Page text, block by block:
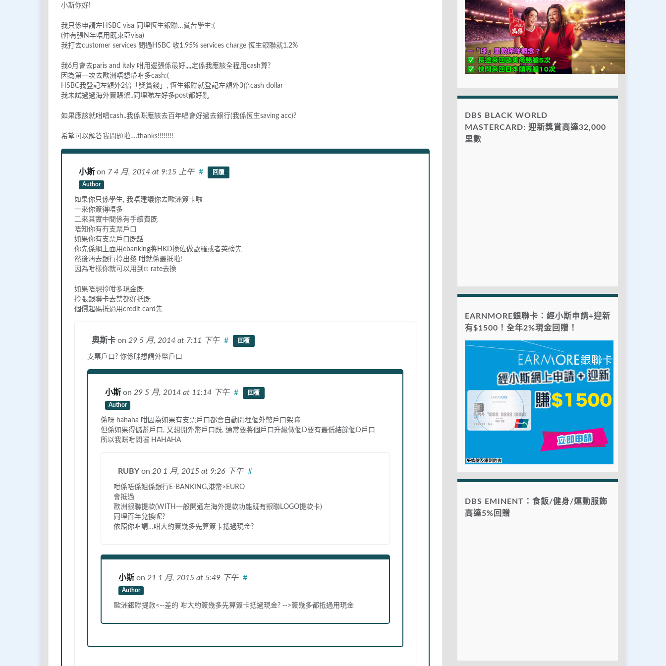
小斯你好!
我只係申請左HSBC visa 同埋恆生銀聯…貧苦學生:(
(仲有張N年唔用既東亞visa)
我打去customer services 問過HSBC 收1.95% services charge 恆生銀聯就1.2%
我6月會去paris and italy 咁用邊張係最好,,,,定係我應該全程用cash算?
因為第一次去歐洲唔想帶咁多cash:(
HSBC我登記左額外2倍「獎賞錢」, 恆生銀聯就登記左額外3倍cash dollar
我未試過過海外簽賬架..同埋睇左好多post都好亂
如果應該就咁唱cash..我係咪應該去百年唱會好過去銀行(我係恆生saving acc)?
希望可以解答我問題啦….thanks!!!!!!!!
小斯 on 7 4 月, 2014 at 9:15 上午
Author
# 回覆
如果你只係學生, 我唔建議你去歐洲簽卡啦
一來你簽得唔多
二來其實中間係有手續費既
唔知你有冇支票戶口
如果你有支票戶口既話
你先係網上面用ebanking將HKD換佐做歐羅或者英磅先
然後洅去銀行拎出黎 咁就係最抵啦!
因為咁樣你就可以用到tt rate去換
如果唔想拎咁多現金既
拎張銀聯卡去禁都好抵既
個價起碼抵過用credit card先
奧斯卡 on 29 5 月, 2014 at 7:11 下午 # 回覆
支票戶口? 你係咪想講外幣戶口
小斯 on 29 5 月, 2014 at 11:14 下午
Author
# 回覆
係呀 hahaha 咁因為如果有支票戶口都會自動開埋個外幣戶口架嘛
但係如果得儲蓄戶口, 又想開外幣戶口既, 通常要將個戶口升級做個D要有最低結餘個D戶口
所以我咪咁問囉 HAHAHA
RUBYon 20 1 月, 2015 at 9:26 下午 #
咁係唔係姐係銀行E-BANKING,港幣>EURO
會抵過
歐洲銀聯提款(WITH一般開通左海外提款功能既有銀聯LOGO提款卡)
同埋百年兌換呢?
依照你咁講…咁大約簽幾多先算簽卡抵過現金?
小斯 on 21 1 月, 2015 at 5:49 下午
Author
#
歐洲銀聯提款<--差的 咁大約簽幾多先算簽卡抵過現金? -->簽幾多都抵過用現金
DBS BLACK WORLD
MASTERCARD: 迎新獎賞高達32,000
里數
EARNMORE銀聯卡：經小斯申請+迎新
有$1500！全年2%現金回贈！
DBS EMINENT：食飯/健身/運動服飾
高達5%回贈